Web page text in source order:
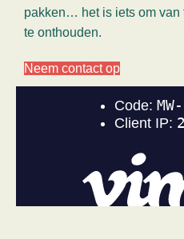
pakken… het is iets om van
te onthouden.
Neem contact op